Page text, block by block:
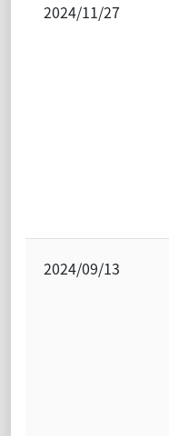
2024/11/27
2024/09/13